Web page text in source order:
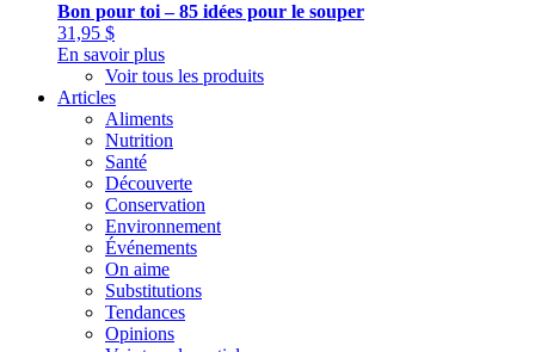
Bon pour toi – 85 idées pour le souper
31,95 $
En savoir plus
Voir tous les produits
Articles
Aliments
Nutrition
Santé
Découverte
Conservation
Environnement
Événements
On aime
Substitutions
Tendances
Opinions